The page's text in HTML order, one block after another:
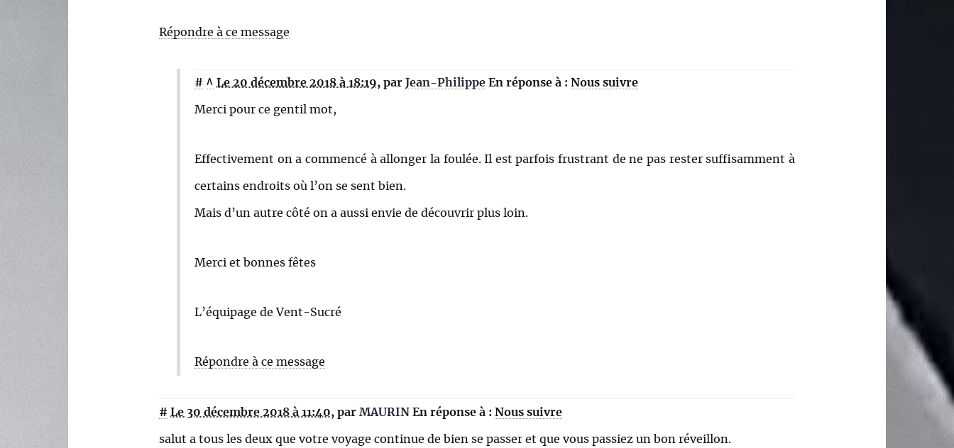
Répondre à ce message
# ^ Le 20 décembre 2018 à 18:19, par Jean-Philippe En réponse à : Nous suivre
Merci pour ce gentil mot,
Effectivement on a commencé à allonger la foulée. Il est parfois frustrant de ne pas rester suffisamment à
certains endroits où l’on se sent bien.
Mais d’un autre côté on a aussi envie de découvrir plus loin.
Merci et bonnes fêtes
L’équipage de Vent-Sucré
Répondre à ce message
# Le 30 décembre 2018 à 11:40, par MAURIN En réponse à : Nous suivre
salut a tous les deux que votre voyage continue de bien se passer et que vous passiez un bon réveillon.